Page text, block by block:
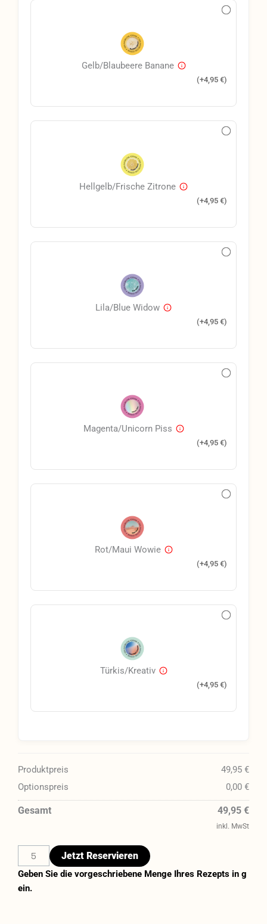
Gelb/Blaubeere Banane
(+4,95 €)
Hellgelb/Frische Zitrone
(+4,95 €)
Lila/Blue Widow
(+4,95 €)
Magenta/Unicorn Piss
(+4,95 €)
Rot/Maui Wowie
(+4,95 €)
Türkis/Kreativ
(+4,95 €)
Produktpreis
49,95 €
Optionspreis
0,00 €
Gesamt 49,95 €
inkl. MwSt
Jetzt Reservieren
Geben Sie die vorgeschriebene Menge Ihres Rezepts in g
ein.